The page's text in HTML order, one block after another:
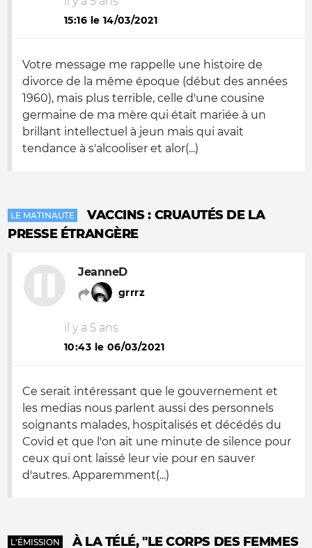
15:16 le 14/03/2021
Votre message me rappelle une histoire de
divorce de la même époque (début des années
1960), mais plus terrible, celle d'une cousine
germaine de ma mère qui était mariée à un
brillant intellectuel à jeun mais qui avait
tendance à s'alcooliser et alor(...)
LE MATINAUTE
VACCINS : CRUAUTÉS DE LA
PRESSE ÉTRANGÈRE
JeanneD
grrrz
il y a 5 ans
10:43 le 06/03/2021
Ce serait intéressant que le gouvernement et
les medias nous parlent aussi des personnels
soignants malades, hospitalisés et décédés du
Covid et que l'on ait une minute de silence pour
ceux qui ont laissé leur vie pour en sauver
d'autres. Apparemment(...)
L'ÉMISSION
À LA TÉLÉ, "LE CORPS DES FEMMES